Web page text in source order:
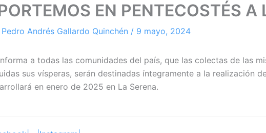
EN PENTECOSTÉS
Pedro Andrés Gallardo Quinchén / 9 mayo, 2024
a todas las comunidades del país, que las colectas de las
sus vísperas, serán destinadas íntegramente a la realización
en enero de 2025 en La Serena.